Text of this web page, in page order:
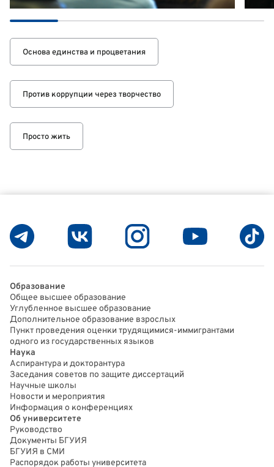
Основа единства и процветания
Против коррупции через творчество
Просто жить
Образование
Общее высшее образование
Углубленное высшее образование
Дополнительное образование взрослых
Пункт проведения оценки трудящимися-иммигрантами
одного из государственных языков
Наука
Аспирантура и докторантура
Заседания советов по защите диссертаций
Научные школы
Новости и мероприятия
Информация о конференциях
Об университете
Руководство
Документы БГУИЯ
БГУИЯ в СМИ
Распорядок работы университета